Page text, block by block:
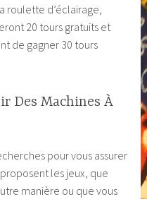
roulette d’éclairage,
20 tours gratuits et
de gagner 30 tours
Des Machines À
pour vous assurer
les jeux, que
manière ou que vous